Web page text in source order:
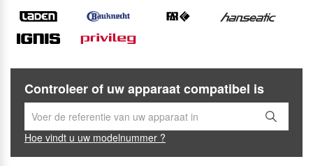
Controleer of uw apparaat compatibel is
Hoe vindt u uw modelnummer ?